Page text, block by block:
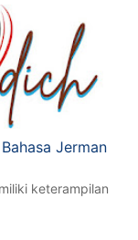
Jerman
keterampilan